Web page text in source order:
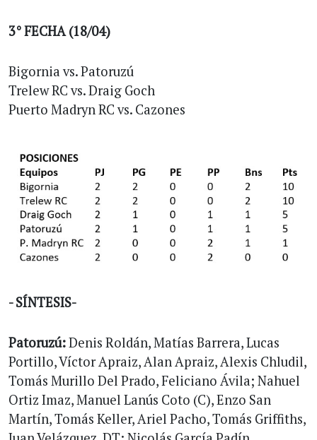
3° FECHA (18/04)
Bigornia vs. Patoruzú
Trelew RC vs. Draig Goch
Puerto Madryn RC vs. Cazones
- SÍNTESIS-
Patoruzú:Denis Roldán, Matías Barrera, Lucas
Portillo, Víctor Apraiz, Alan Apraiz, Alexis Chludil,
Tomás Murillo Del Prado, Feliciano Ávila; Nahuel
Ortiz Imaz, Manuel Lanús Coto (C), Enzo San
Martín, Tomás Keller, Ariel Pacho, Tomás Griffiths,